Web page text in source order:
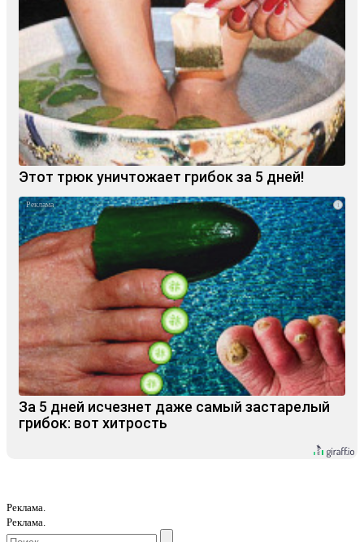
Этот трюк уничтожает грибок за 5 дней!
i
За 5 дней исчезнет даже самый застарелый
грибок: вот хитрость
Реклама.
Реклама.